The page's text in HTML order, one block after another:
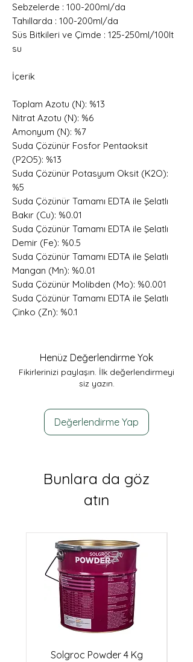
Sebzelerde : 100-200ml/da
Tahıllarda : 100-200ml/da
Süs Bitkileri ve Çimde : 125-250ml/100lt
su
İçerik
Toplam Azotu (N): %13
Nitrat Azotu (N): %6
Amonyum (N): %7
Suda Çözünür Fosfor Pentaoksit
(P2O5): %13
Suda Çözünür Potasyum Oksit (K2O):
%5
Suda Çözünür Tamamı EDTA ile Şelatlı
Bakır (Cu): %0.01
Suda Çözünür Tamamı EDTA ile Şelatlı
Demir (Fe): %0.5
Suda Çözünür Tamamı EDTA ile Şelatlı
Mangan (Mn): %0.01
Suda Çözünür Molibden (Mo): %0.001
Suda Çözünür Tamamı EDTA ile Şelatlı
Çinko (Zn): %0.1
Henüz Değerlendirme Yok
Fikirlerinizi paylaşın. İlk değerlendirmeyi
siz yazın.
Değerlendirme Yap
Bunlara da göz
atın
Solgroc Powder 4 Kg